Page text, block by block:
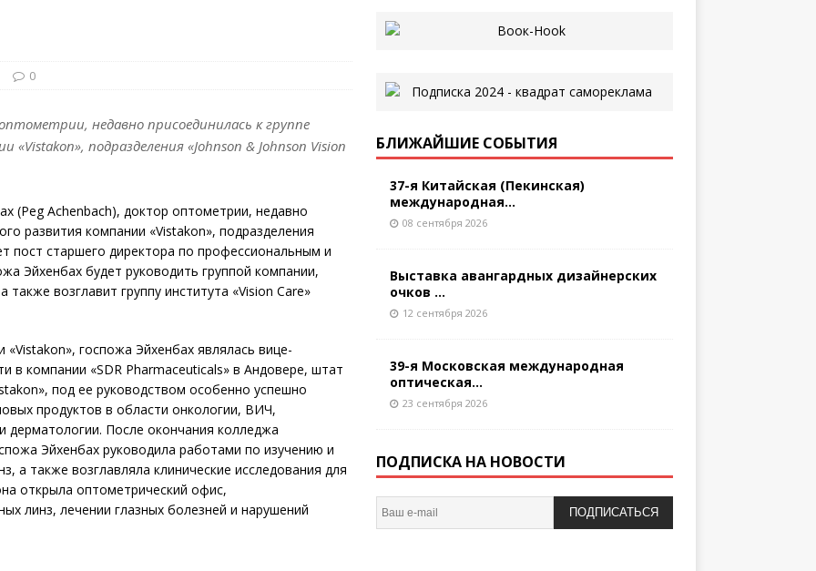
0
недавно присоединилась к группе
подразделения «Johnson & Johnson Vision
(Peg Achenbach), доктор оптометрии, недавно
развития компании «Vistakon», подразделения
пост старшего директора по профессиональным и
Эйхенбах будет руководить группой компании,
возглавит группу института «Vision Care»
госпожа Эйхенбах являлась вице-
в компании «SDR Pharmaceuticals» в Андовере, штат
под ее руководством особенно успешно
продуктов в области онкологии, ВИЧ,
дерматологии. После окончания колледжа
Эйхенбах руководила работами по изучению и
а также возглавляла клинические исследования для
открыла оптометрический офис,
линз, лечении глазных болезней и нарушений
БЛИЖАЙШИЕ СОБЫТИЯ
37-я Китайская (Пекинская)
международная...
08 сентября 2026
Выставка авангардных дизайнерских
очков ...
12 сентября 2026
39-я Московская международная
оптическая...
23 сентября 2026
ПОДПИСКА НА НОВОСТИ
ПОДПИСАТЬСЯ